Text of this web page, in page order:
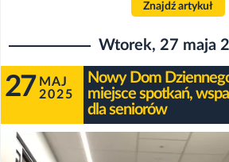
Znajdź artykuł
Wtorek, 27 maja
27 MAJ
2025
Nowy Dom
miejsce spotkań,
dla seniorów